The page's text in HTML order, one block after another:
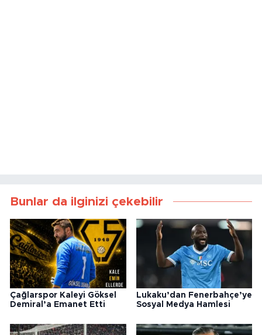
Bunlar da ilginizi çekebilir
Çağlarspor Kaleyi Göksel
Demiral’a Emanet Etti
Lukaku’dan Fenerbahçe’ye
Sosyal Medya Hamlesi